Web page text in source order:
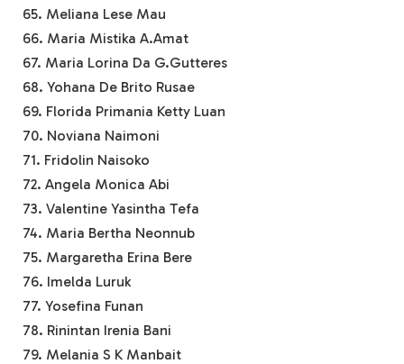
65. Meliana Lese Mau
66. Maria Mistika A.Amat
67. Maria Lorina Da G.Gutteres
68. Yohana De Brito Rusae
69. Florida Primania Ketty Luan
70. Noviana Naimoni
71. Fridolin Naisoko
72. Angela Monica Abi
73. Valentine Yasintha Tefa
74. Maria Bertha Neonnub
75. Margaretha Erina Bere
76. Imelda Luruk
77. Yosefina Funan
78. Rinintan Irenia Bani
79. Melania S K Manbait